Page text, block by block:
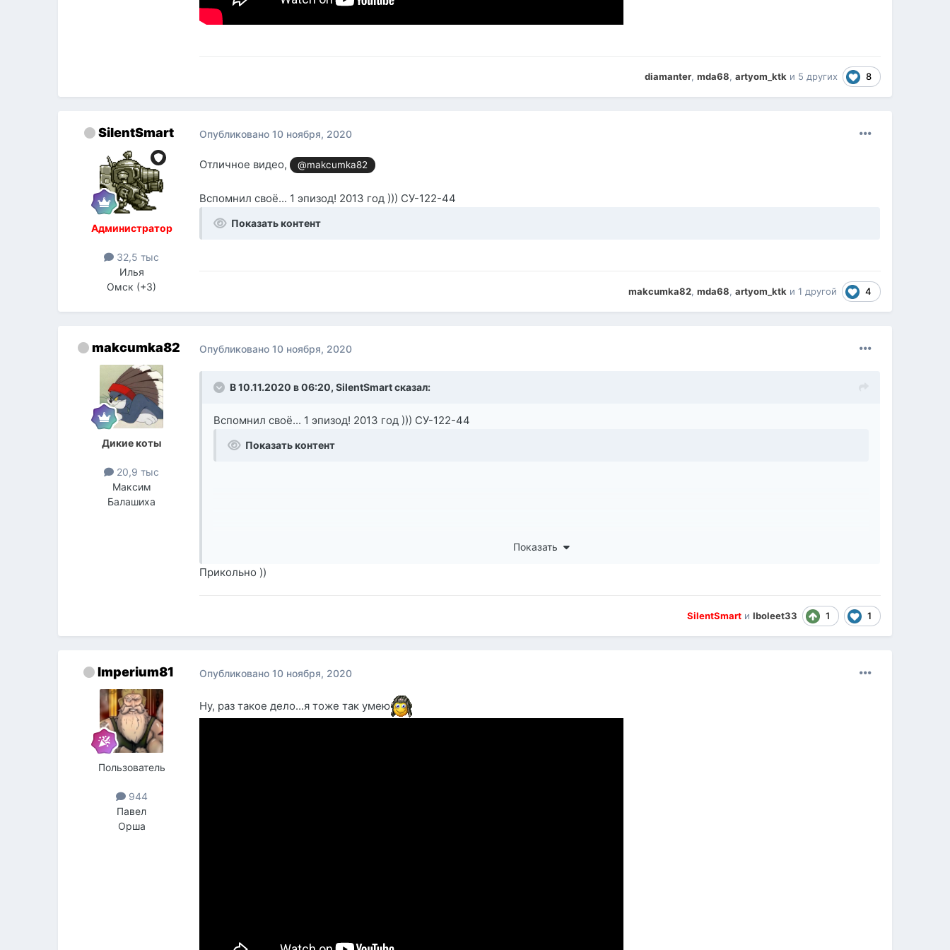
diamanter, mda68, artyom_ktk и 5 других 8
SilentSmart
Администратор
32,5 тыс
Илья
Омск (+3)
Опубликовано10 ноября, 2020
Отличное видео, @makcumka82
Вспомнил своё... 1 эпизод! 2013 год ))) СУ-122-44
Показать контент
makcumka82, mda68, artyom_ktk и 1 другой 4
makcumka82
Дикие коты
20,9 тыс
Максим
Балашиха
Опубликовано10 ноября, 2020
В 10.11.2020 в 06:20,SilentSmartсказал:
Вспомнил своё... 1 эпизод! 2013 год ))) СУ-122-44
Показать контент
Показать
Прикольно ))
SilentSmartи Iboleet33 1 1
Imperium81
Пользователь
944
Павел
Орша
Опубликовано10 ноября, 2020
Ну, раз такое дело...я тоже так умею